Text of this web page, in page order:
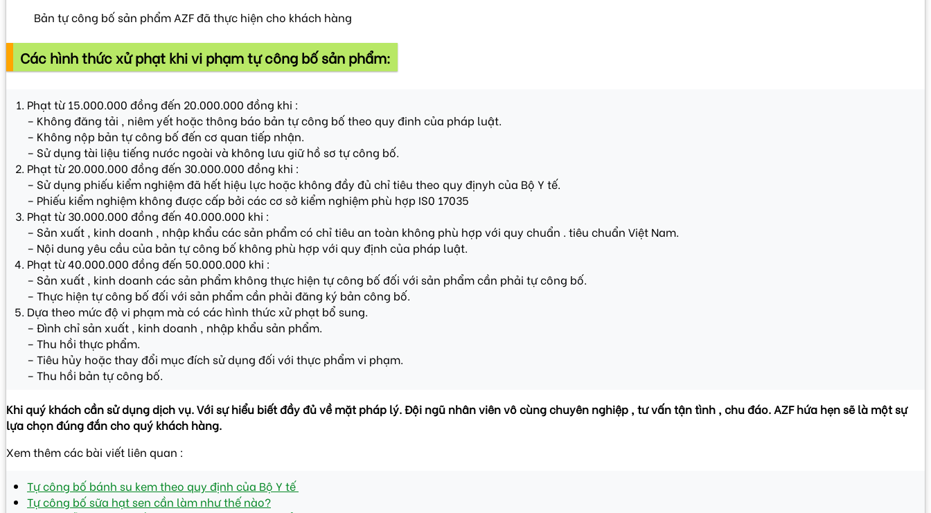
Bản tự công bố sản phẩm AZF đã thực hiện cho khách hàng
Các hình thức xử phạt khi vi phạm tự công bố sản phẩm:
Phạt từ 15.000.000 đồng đến 20.000.000 đồng khi :
– Không đăng tải , niêm yết hoặc thông báo bản tự công bố theo quy đinh của pháp luật.
– Không nộp bản tự công bố đến cơ quan tiếp nhận.
– Sử dụng tài liệu tiếng nước ngoài và không lưu giữ hồ sơ tự công bố.
Phạt từ 20.000.000 đồng đến 30.000.000 đồng khi :
– Sử dụng phiếu kiểm nghiệm đã hết hiệu lực hoặc không đầy đủ chỉ tiêu theo quy địnyh của Bộ Y tế.
– Phiếu kiểm nghiệm không được cấp bởi các cơ sở kiểm nghiệm phù hợp IS0 17035
Phạt từ 30.000.000 đồng đến 40.000.000 khi :
– Sản xuất , kinh doanh , nhập khẩu các sản phẩm có chỉ tiêu an toàn không phù hợp với quy chuẩn . tiêu chuẩn Việt Nam.
– Nội dung yêu cầu của bản tự công bố không phù hợp với quy định của pháp luật.
Phạt từ 40.000.000 đồng đến 50.000.000 khi :
– Sản xuất , kinh doanh các sản phẩm không thực hiện tự công bố đối với sản phẩm cần phải tự công bố.
– Thực hiện tự công bố đối với sản phẩm cần phải đăng ký bản công bố.
Dựa theo mức độ vi phạm mà có các hình thức xử phạt bổ sung.
– Đình chỉ sản xuất , kinh doanh , nhập khẩu sản phẩm.
– Thu hồi thực phẩm.
– Tiêu hủy hoặc thay đổi mục đích sử dụng đối với thực phẩm vi phạm.
– Thu hồi bản tự công bố.
Khi quý khách cần sử dụng dịch vụ. Với sự hiểu biết đầy đủ về mặt pháp lý. Đội ngũ nhân viên vô cùng chuyên nghiệp , tư vấn tận tình , chu đáo. AZF hứa hẹn sẽ là một sự
lựa chọn đúng đắn cho quý khách hàng.
Xem thêm các bài viết liên quan :
Tự công bố bánh su kem theo quy định của Bộ Y tế
Tự công bố sữa hạt sen cần làm như thế nào?